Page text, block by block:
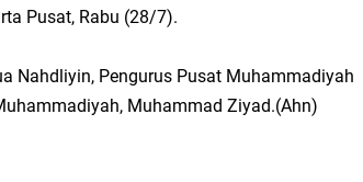
Pusat, Rabu (28/7).
Nahdliyin, Pengurus Pusat Muhammadiyah
Muhammad Ziyad.(Ahn)